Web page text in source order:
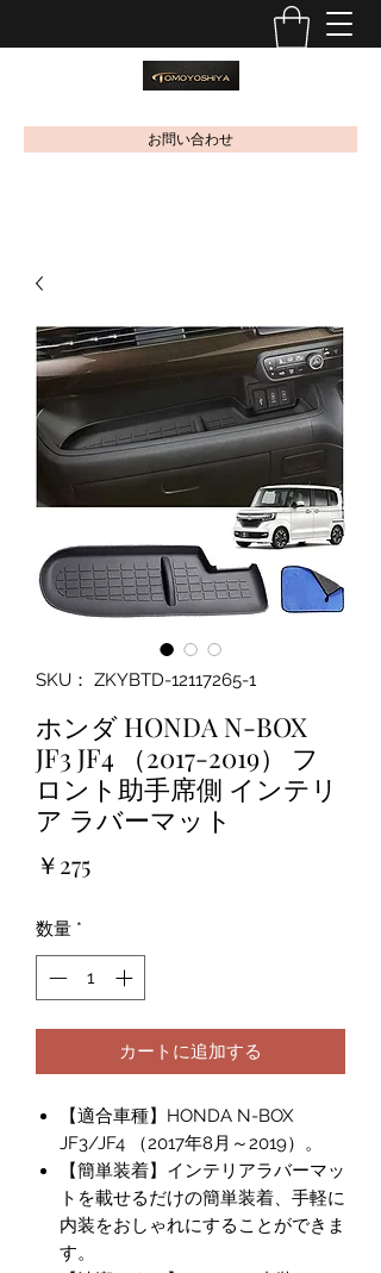
お問い合わせ
SKU： ZKYBTD-12117265-1
ホンダ HONDA N-BOX
JF3 JF4 （2017-2019） フ
ロント助手席側 インテリ
ア ラバーマット
￥275価
数量 *
カートに追加する
【適合車種】HONDA N-BOX
JF3/JF4 （2017年8月～2019）。
【簡単装着】インテリアラバーマッ
トを載せるだけの簡単装着、手軽に
内装をおしゃれにすることができま
す。